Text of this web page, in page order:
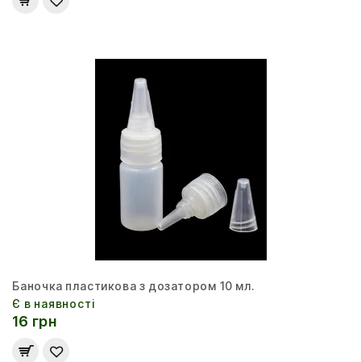
Баночка пластикова з дозатором 10 мл.
Є в наявності
16 грн